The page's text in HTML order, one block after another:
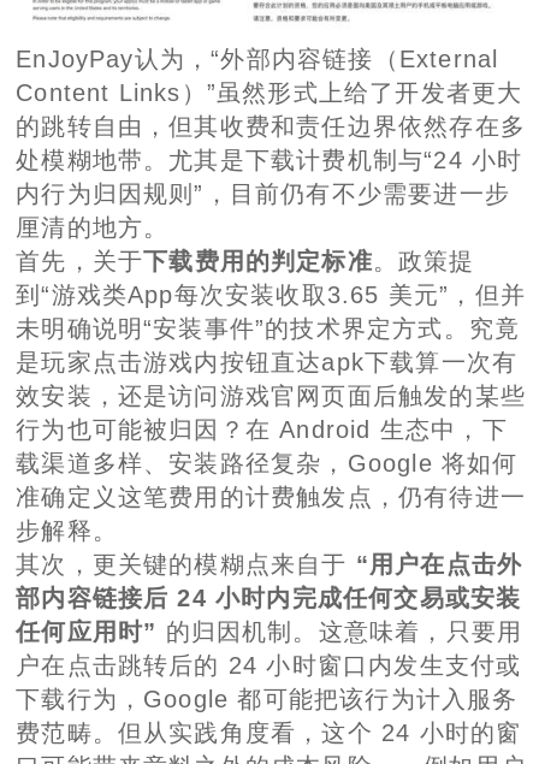
EnJoyPay认为，“外部内容链接（External
Content Links）”虽然形式上给了开发者更大
的跳转自由，但其收费和责任边界依然存在多
处模糊地带。尤其是下载计费机制与“24 小时
内行为归因规则”，目前仍有不少需要进一步
厘清的地方。
首先，关于下载费用的判定标准。政策提
到“游戏类App每次安装收取3.65 美元”，但并
未明确说明“安装事件”的技术界定方式。究竟
是玩家点击游戏内按钮直达apk下载算一次有
效安装，还是访问游戏官网页面后触发的某些
行为也可能被归因？在 Android 生态中，下
载渠道多样、安装路径复杂，Google 将如何
准确定义这笔费用的计费触发点，仍有待进一
步解释。
其次，更关键的模糊点来自于 “用户在点击外
部内容链接后 24 小时内完成任何交易或安装
任何应用时” 的归因机制。这意味着，只要用
户在点击跳转后的 24 小时窗口内发生支付或
下载行为，Google 都可能把该行为计入服务
费范畴。但从实践角度看，这个 24 小时的窗